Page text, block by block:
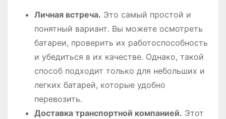
Личная встреча․ Это самый простой и
понятный вариант․ Вы можете осмотреть
батареи, проверить их работоспособность
и убедиться в их качестве․ Однако, такой
способ подходит только для небольших и
легких батарей, которые удобно
перевозить․
Доставка транспортной компанией․ Этот